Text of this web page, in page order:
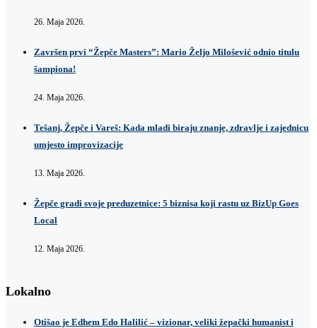
26. Maja 2026.
Završen prvi “Žepče Masters”: Mario Željo Milošević odnio titulu
šampiona!
24. Maja 2026.
Tešanj, Žepče i Vareš: Kada mladi biraju znanje, zdravlje i zajednicu
umjesto improvizacije
13. Maja 2026.
Žepče gradi svoje preduzetnice: 5 biznisa koji rastu uz BizUp Goes
Local
12. Maja 2026.
Lokalno
Otišao je Edhem Edo Halilić – vizionar, veliki žepački humanist i